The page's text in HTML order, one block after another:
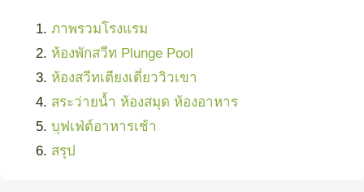
ภาพรวมโรงแรม
ห้องพักสวีท Plunge Pool
ห้องสวีทเตียงเดี่ยววิวเขา
สระว่ายน้ำ ห้องสมุด ห้องอาหาร
บุฟเฟ่ต์อาหารเช้า
สรุป